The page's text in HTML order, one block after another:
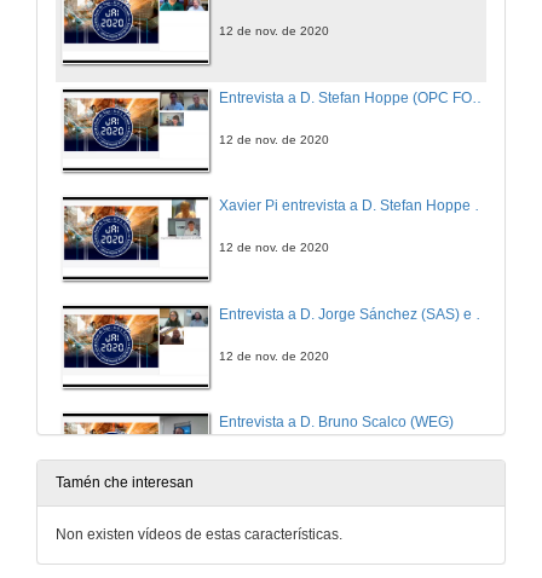
12 de nov. de 2020
12 de nov. de 2020
Xavier Pi entrevista a D. Stefan Hoppe (OPC FOUNDATION)
12 de nov. de 2020
12 de nov. de 2020
Entrevista a D. Bruno Scalco (WEG)
12 de nov. de 2020
Tamén che interesan
Non existen vídeos de estas características.